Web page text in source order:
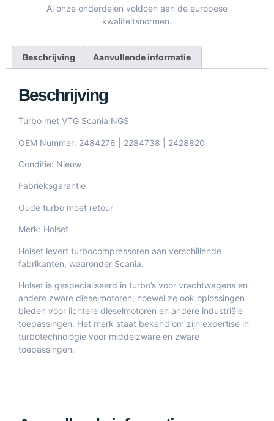
Al onze onderdelen voldoen aan de europese
kwaliteitsnormen.
Beschrijving Aanvullende informatie
Beschrijving
Turbo met VTG Scania NGS
OEM Nummer: 2484276 | 2284738 | 2428820
Conditie: Nieuw
Fabrieksgarantie
Oude turbo moet retour
Merk: Holset
Holset levert turbocompressoren aan verschillende
fabrikanten, waaronder Scania.
Holset is gespecialiseerd in turbo’s voor vrachtwagens en
andere zware dieselmotoren, hoewel ze ook oplossingen
bieden voor lichtere dieselmotoren en andere industriële
toepassingen. Het merk staat bekend om zijn expertise in
turbotechnologie voor middelzware en zware
toepassingen.